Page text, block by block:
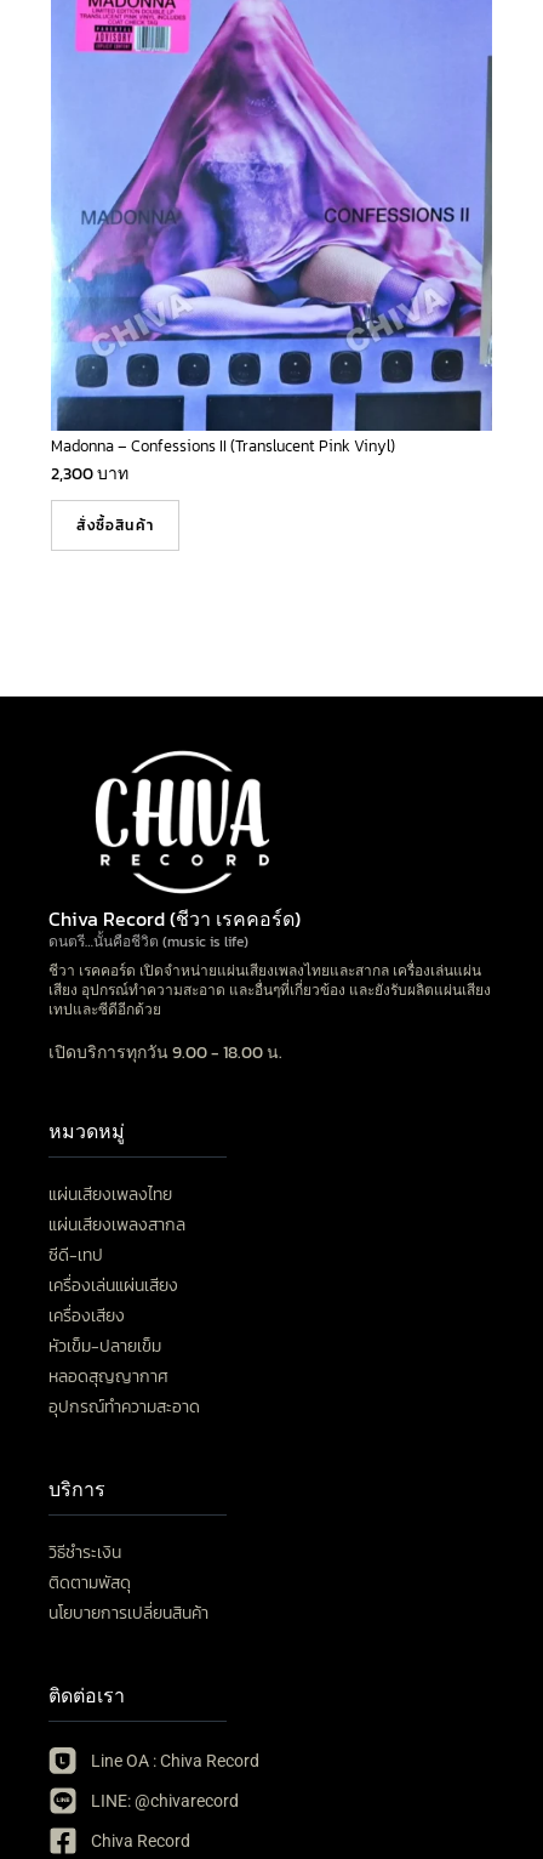
Madonna – Confessions II (Translucent Pink Vinyl)
2,300บาท
สั่งซื้อสินค้า
Chiva Record (ชีวา เรคคอร์ด)
ดนตรี…นั้นคือชีวิต (music is life)
ชีวา เรคคอร์ด เปิดจำหน่ายแผ่นเสียงเพลงไทยและสากล เครื่องเล่นแผ่น
เสียง อุปกรณ์ทำความสะอาด และอื่นๆที่เกี่ยวข้อง และยังรับผลิตแผ่นเสียง
เทปและซีดีอีกด้วย
เปิดบริการทุกวัน 9.00 - 18.00 น.
หมวดหมู่
แผ่นเสียงเพลงไทย
แผ่นเสียงเพลงสากล
ซีดี-เทป
เครื่องเล่นแผ่นเสียง
เครื่องเสียง
หัวเข็ม-ปลายเข็ม
หลอดสุญญากาศ
อุปกรณ์ทำความสะอาด
บริการ
วิธีชำระเงิน
ติดตามพัสดุ
นโยบายการเปลี่ยนสินค้า
ติดต่อเรา
Line OA : Chiva Record
LINE: @chivarecord
Chiva Record